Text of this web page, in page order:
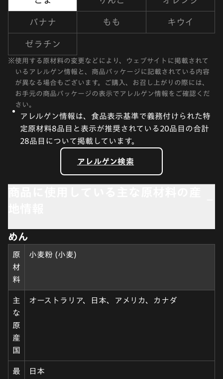
バナナ もも キウイ
ゼラチン
※使用する原材料の変更などにより、ウェブサイトに掲載されて
いるアレルゲン情報と、商品パッケージに記載されている内容
が異なる場合もございます。ご購入、お召し上がりの際には、
お手元の商品パッケージの表示でアレルゲン情報をご確認くだ
さい。
アレルゲン情報は、食品表示基準で義務付けられた特
定原材料8品目と表示が推奨されている20品目の合計
28品目について掲載しています。
アレルゲン検索
めん
原
材
料
小麦粉 (小麦)
主
な
原
産
国
オーストラリア、日本、アメリカ、カナダ
最
日本